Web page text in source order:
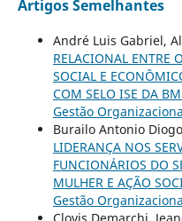
Artigos Semelhantes
André Luis Gabriel,
RELACIONAL ENTRE
SOCIAL E
COM SELO ISE DA
Gestão
Burailo Antonio
LIDERANÇA NOS
FUNCIONÁRIOS DO
MULHER E AÇÃO
Gestão
Clovis Demarchi,